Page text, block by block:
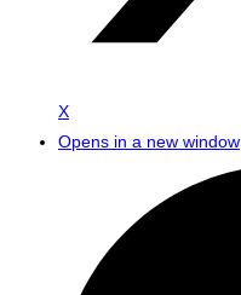
X
Opens in a new window